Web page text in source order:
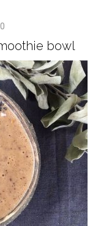
0
bowl